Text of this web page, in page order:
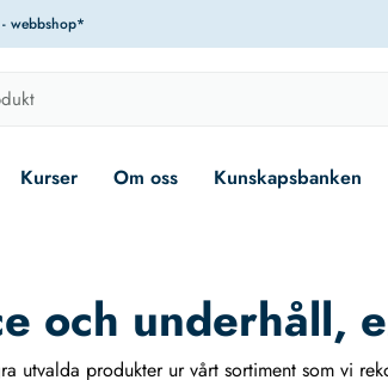
webbshop*
Kurser Om oss Kunskapsbanken
och underhåll,
utvalda produkter ur vårt sortiment som vi